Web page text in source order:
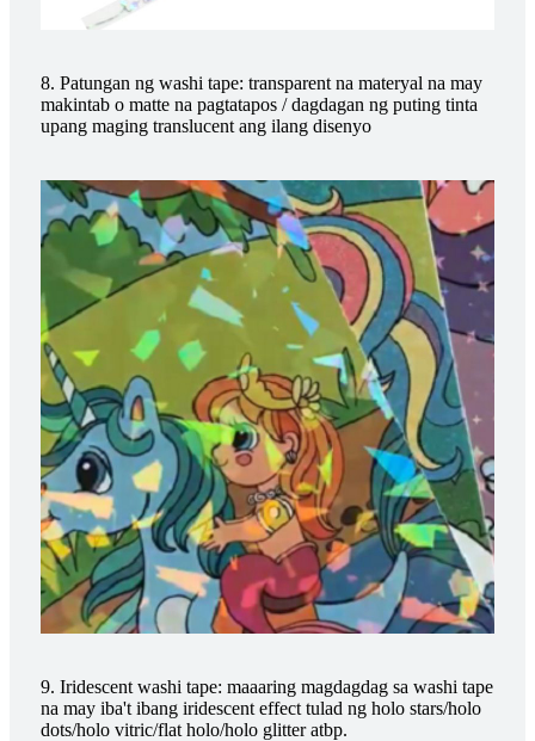
8. Patungan ng washi tape: transparent na materyal na may
makintab o matte na pagtatapos / dagdagan ng puting tinta
upang maging translucent ang ilang disenyo
9. Iridescent washi tape: maaaring magdagdag sa washi tape
na may iba't ibang iridescent effect tulad ng holo stars/holo
dots/holo vitric/flat holo/holo glitter atbp.